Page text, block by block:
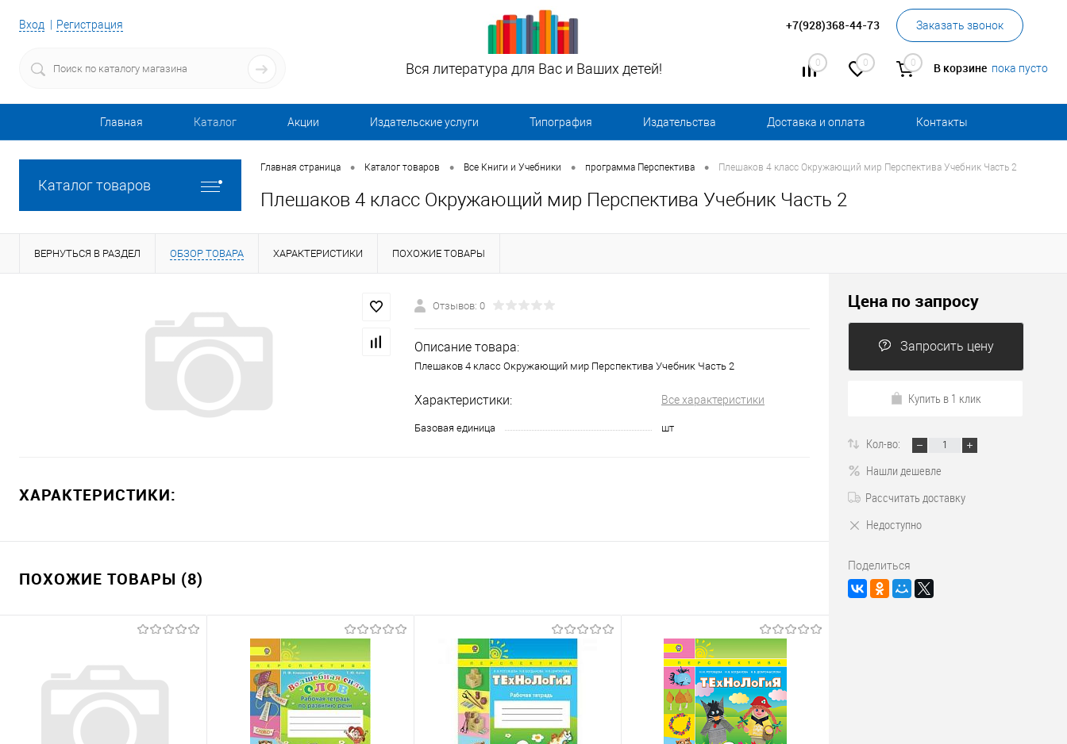
Вход Регистрация +7(928)368-44-73 Заказать звонок
0 0 0 В корзине пока пусто
Вся литература для Вас и Ваших детей!
Главная Каталог Акции Издательские услуги Типография Издательства Доставка и оплата Контакты
Каталог товаров
Главная страница • Каталог товаров • Все Книги и Учебники • программа Перспектива • Плешаков 4 класс Окружающий мир Перспектива Учебник Часть 2
Плешаков 4 класс Окружающий мир Перспектива Учебник Часть 2
ВЕРНУТЬСЯ В РАЗДЕЛ ОБЗОР ТОВАРА ХАРАКТЕРИСТИКИ ПОХОЖИЕ ТОВАРЫ
Отзывов: 0
Описание товара:
Плешаков 4 класс Окружающий мир Перспектива Учебник Часть 2
Характеристики: Все характеристики
Базовая единица шт
ХАРАКТЕРИСТИКИ:
ПОХОЖИЕ ТОВАРЫ (8)
Цена по запросу
Запросить цену
Купить в 1 клик
Кол-во:
Нашли дешевле
Рассчитать доставку
Недоступно
Поделиться